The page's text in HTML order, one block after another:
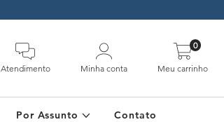
Atendimento Minha conta Meu carrinho
0
Por Assunto Contato